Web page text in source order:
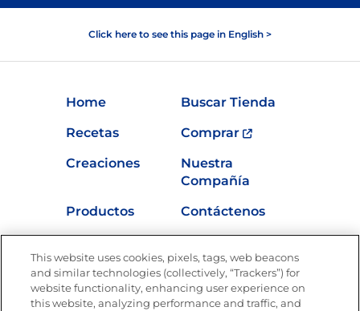
Click here to see this page in English >
Home
Buscar Tienda
Recetas
Comprar
Creaciones
Nuestra
Compañía
Productos
Contáctenos
Nutrición
This website uses cookies, pixels, tags, web beacons
and similar technologies (collectively, “Trackers”) for
website functionality, enhancing user experience on
this website, analyzing performance and traffic, and